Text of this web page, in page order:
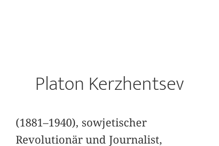
Platon Kerzhentsev
(1881–1940), sowjetischer
Revolutionär und Journalist,